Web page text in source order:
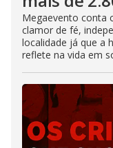
Megaevento conta
clamor de fé,
localidade já que a
reflete na vida em